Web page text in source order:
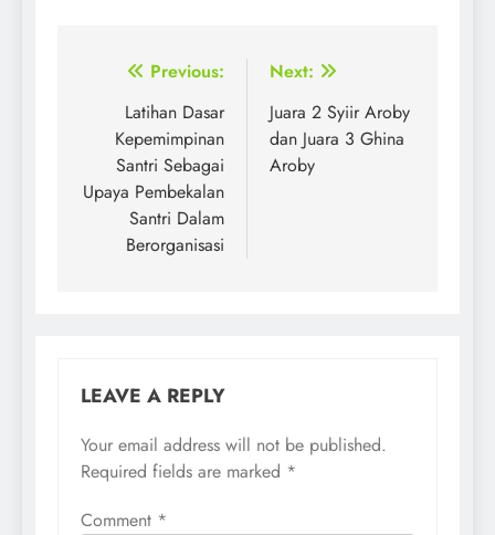
Post
navigation
Previous:
Latihan Dasar
Kepemimpinan
Santri Sebagai
Upaya Pembekalan
Santri Dalam
Berorganisasi
Next:
Juara 2 Syiir Aroby
dan Juara 3 Ghina
Aroby
LEAVE A REPLY
Your email address will not be published.
Required fields are marked *
Comment *